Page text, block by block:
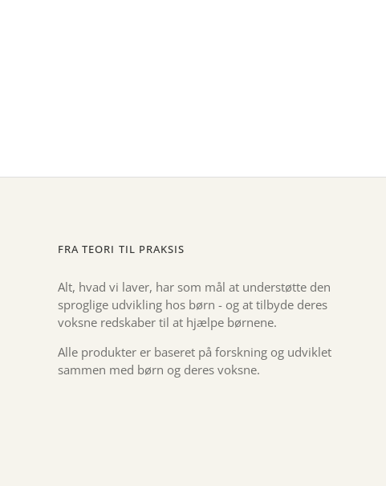
FRA TEORI TIL PRAKSIS
Alt, hvad vi laver, har som mål at understøtte den
sproglige udvikling hos børn - og at tilbyde deres
voksne redskaber til at hjælpe børnene.
Alle produkter er baseret på forskning og udviklet
sammen med børn og deres voksne.